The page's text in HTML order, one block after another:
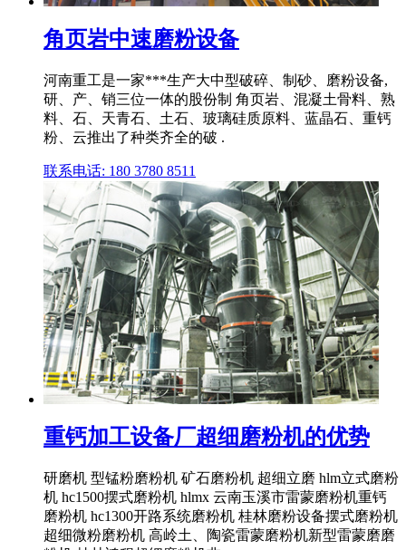
角页岩中速磨粉设备
河南重工是一家***生产大中型破碎、制砂、磨粉设备,
研、产、销三位一体的股份制 角页岩、混凝土骨料、熟
料、石、天青石、土石、玻璃硅质原料、蓝晶石、重钙
粉、云推出了种类齐全的破 .
联系电话: 180 3780 8511
重钙加工设备厂超细磨粉机的优势
研磨机 型锰粉磨粉机 矿石磨粉机 超细立磨 hlm立式磨粉
机 hc1500摆式磨粉机 hlmx 云南玉溪市雷蒙磨粉机重钙
磨粉机 hc1300开路系统磨粉机 桂林磨粉设备摆式磨粉机
超细微粉磨粉机 高岭土、陶瓷雷蒙磨粉机新型雷蒙磨磨